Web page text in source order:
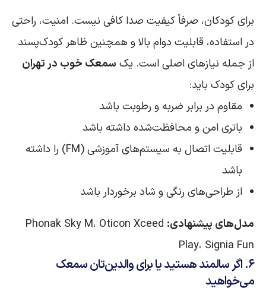
برای کودکان، صرفاً کیفیت صدا کافی نیست. امنیت، راحتی
در استفاده، قابلیت دوام بالا و همچنین ظاهر کودک‌پسند
از جمله نیازهای اصلی است. یک سمعک خوب در تهران
برای کودک باید:
مقاوم در برابر ضربه و رطوبت باشد
باتری امن و محافظت‌شده داشته باشد
قابلیت اتصال به سیستم‌های آموزشی (FM) را داشته
باشد
از طراحی‌های رنگی و شاد برخوردار باشد
مدل‌های پیشنهادی: Phonak Sky M، Oticon Xceed
Play، Signia Fun
۶. اگر سالمند هستید یا برای والدین‌تان سمعک
می‌خواهید